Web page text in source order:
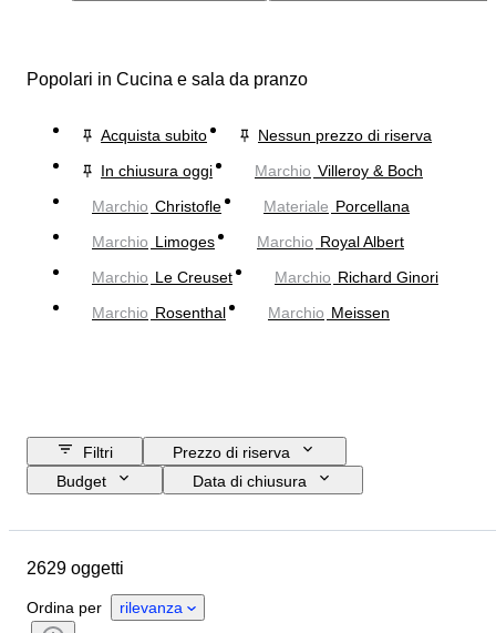
Popolari in Cucina e sala da pranzo
Acquista subito
Nessun prezzo di riserva
In chiusura oggi
Marchio Villeroy & Boch
Marchio Christofle Materiale Porcellana
Marchio Limoges Marchio Royal Albert
Marchio Le Creuset Marchio Richard Ginori
Marchio Rosenthal Marchio Meissen
Filtri
Prezzo di riserva
Budget
Data di chiusura
Materiale
Stile
Colore
Taglia
2629 oggetti
Ordina per rilevanza